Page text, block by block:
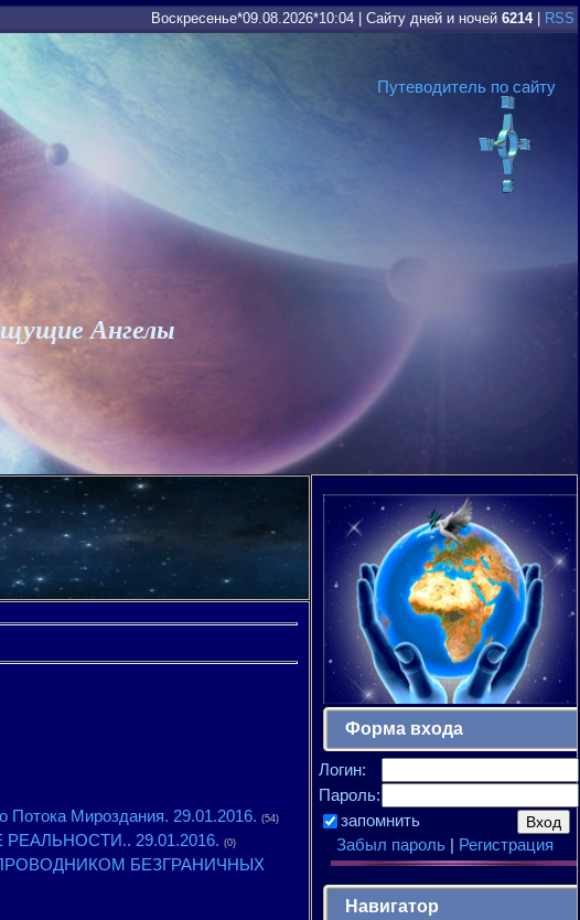
Воскресенье*09.08.2026*10:04 Сайту дней и ночей 6214| RSS
Путеводитель по сайту
Ангелы
Мироздания. 29.01.2016. (54)
РЕАЛЬНОСТИ.. 29.01.2016. (0)
ПРОВОДНИКОМ БЕЗГРАНИЧНЫХ
Форма входа
Логин:
Пароль:
запомнить
Забыл пароль| Регистрация
Навигатор